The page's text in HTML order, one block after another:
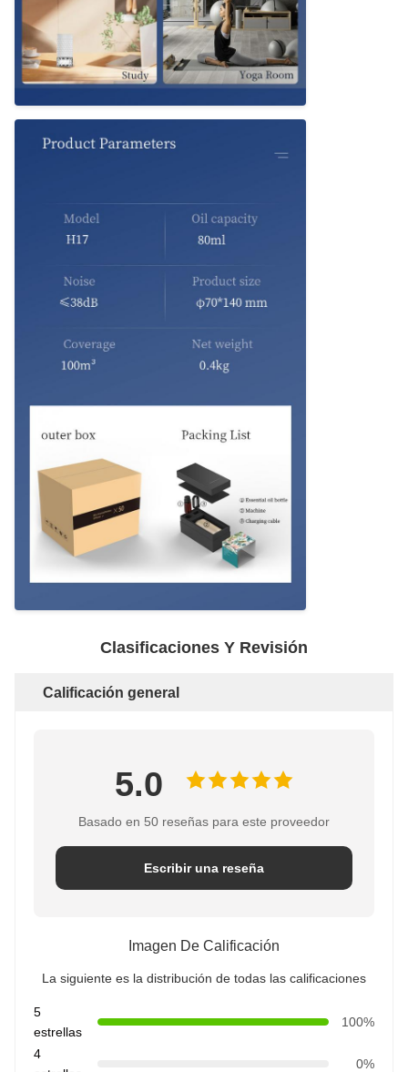
Clasificaciones Y Revisión
Calificación general
5.0
Basado en 50 reseñas para este proveedor
Escribir una reseña
Imagen De Calificación
La siguiente es la distribución de todas las calificaciones
5
estrellas
100%
4
0%